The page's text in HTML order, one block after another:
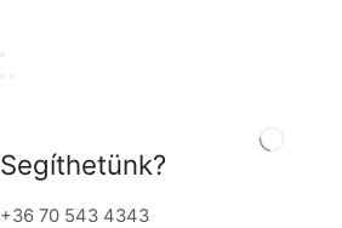
Segíthetünk?
+36 70 543 4343